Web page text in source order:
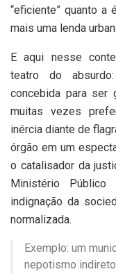
“eficiente” quanto a
mais uma lenda
E aqui nesse
teatro do
concebida para ser
muitas vezes
inércia diante de
órgão em um
o catalisador da
Ministério
indignação da
normalizada.
Exemplo: um
nepotismo